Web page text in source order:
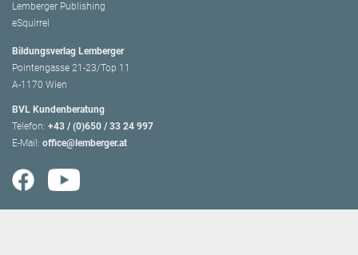
Lemberger Publishing
eSquirrel
Bildungsverlag Lemberger
Pointengasse 21-23/Top 11
A-1170 Wien
BVL Kundenberatung
Telefon: +43 / (0)650 / 33 24 997
E-Mail: office@lemberger.at